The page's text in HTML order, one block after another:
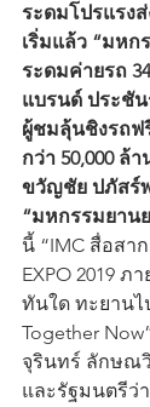
ระดมโปรแรง
เริ่มแล้ว “มหก
ระดมค่ายรถ
แบรนด์ ประชั
ผู้ชมลุ้นชิงรถฟ
กว่า 50,000 ล้า
ขวัญชัย ปภัสร์
“มหกรรมยาน
นี้ “IMC สื่อสา
EXPO 2019
ทันใด ทะยานไ
Together
จุรินทร์ ลักษณ
และรัฐมนตรีว่